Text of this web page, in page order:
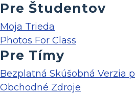
Pre Študentov
Moja Trieda
Photos For Class
Pre Tímy
Bezplatná Skúšobná Verzia
Obchodné Zdroje